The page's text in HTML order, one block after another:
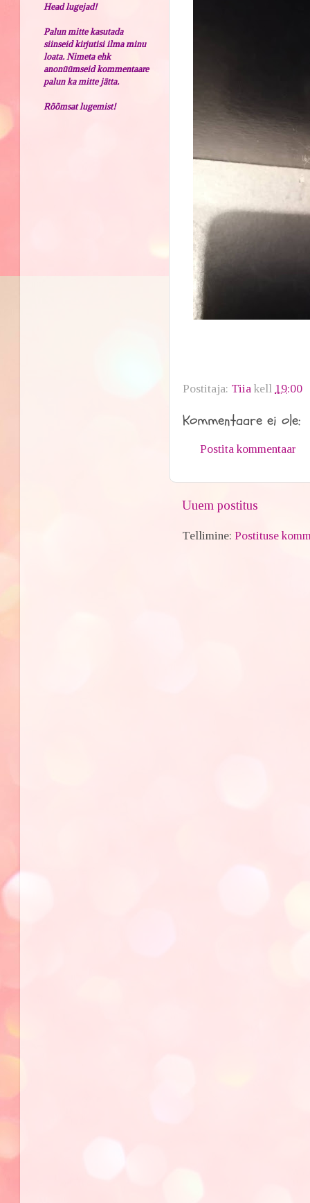
Postitaja: Tiia kell 19:00
Kommentaare ei ole:
Postita kommentaar
Uuem postitus
Tellimine:Postituse
Head lugejad!
Palun mitte kasutada
siinseid kirjutisi ilma minu
loata. Nimeta ehk
anonüümseid kommentaare
palun ka mitte jätta.
Rõõmsat lugemist!